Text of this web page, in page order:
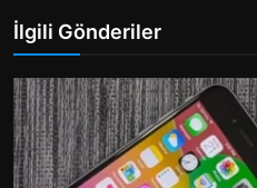
İlgili Gönderiler